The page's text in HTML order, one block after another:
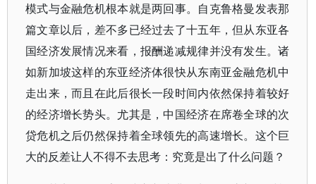
模式与金融危机根本就是两回事。自克鲁格曼发表那
篇文章以后，差不多已经过去了十五年，但从东亚各
国经济发展情况来看，报酬递减规律并没有发生。诸
如新加坡这样的东亚经济体很快从东南亚金融危机中
走出来，而且在此后很长一段时间内依然保持着较好
的经济增长势头。尤其是，中国经济在席卷全球的次
贷危机之后仍然保持着全球领先的高速增长。这个巨
大的反差让人不得不去思考：究竟是出了什么问题？